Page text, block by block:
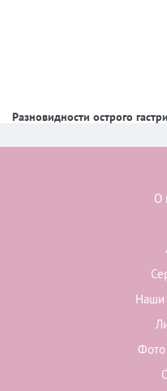
Разновидности острого
О
Наши
Фото